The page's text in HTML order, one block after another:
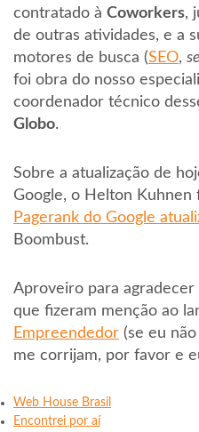
contratado à Coworkers,
de outras atividades, e a
motores de busca (SEO,
foi obra do nosso
coordenador técnico
Globo.
Sobre a atualização de
Google, o Helton Kuhnen
Pagerank do Google
Boombust.
Aproveiro para agradecer
que fizeram menção ao
Empreendedor (se eu
me corrijam, por favor e
Web House Brasil
Encontrei por aí